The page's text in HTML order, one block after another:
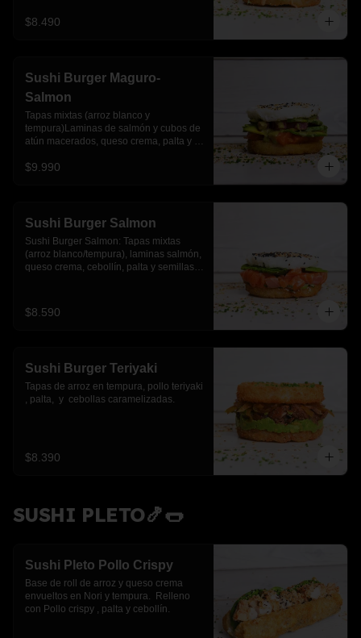
$8.490
Sushi Burger Maguro-
Salmon
Tapas mixtas (arroz blanco y
tempura)Laminas de salmón y cubos de
atún macerados, queso crema, palta y
$9.990
Sushi Burger Salmon
Sushi Burger Salmon: Tapas mixtas
(arroz blanco/tempura), laminas salmón,
queso crema, cebollín, palta y semillas
$8.590
Sushi Burger Teriyaki
Tapas de arroz en tempura, pollo teriyaki
, palta,  y  cebollas caramelizadas.
$8.390
SUSHI PLETO🍤🌭
Sushi Pleto Pollo Crispy
Base de roll de arroz y queso crema
envueltos en Nori y tempura.  Relleno
con Pollo crispy , palta y cebollín.